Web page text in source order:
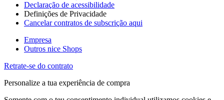
Declaração de acessibilidade
Definições de Privacidade
Cancelar contratos de subscrição aqui
Empresa
Outros nice Shops
Retrate-se do contrato
Personalize a tua experiência de compra